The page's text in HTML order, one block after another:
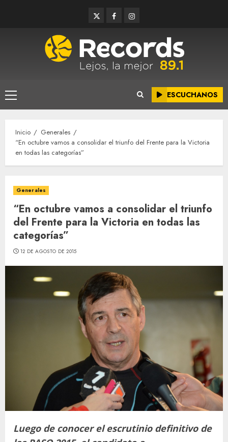
TwitterFacebookInstagram
Menú
principal
ESCUCHANOS
Inicio
Generales
“En octubre vamos a consolidar el triunfo del Frente para la Victoria
en todas las categorías”
Generales
“En octubre vamos a consolidar el triunfo
del Frente para la Victoria en todas las
categorías”
12 DE AGOSTO DE 2015
Luego de conocer el escrutinio definitivo de